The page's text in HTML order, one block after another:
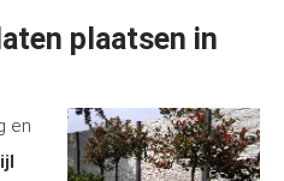
plaatsen in
en